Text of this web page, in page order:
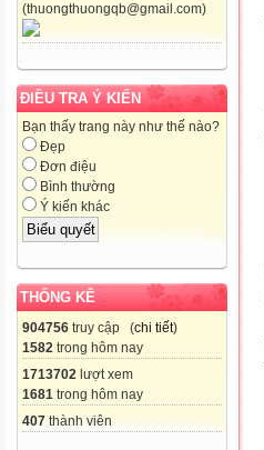
(thuongthuongqb@gmail.com)
ĐIỀU TRA Ý KIẾN
Bạn thấy trang này như thế nào?
Đẹp
Đơn điệu
Bình thường
Ý kiến khác
THỐNG KÊ
904756 truy cập (chi tiết)
1582 trong hôm nay
1713702 lượt xem
1681 trong hôm nay
407 thành viên